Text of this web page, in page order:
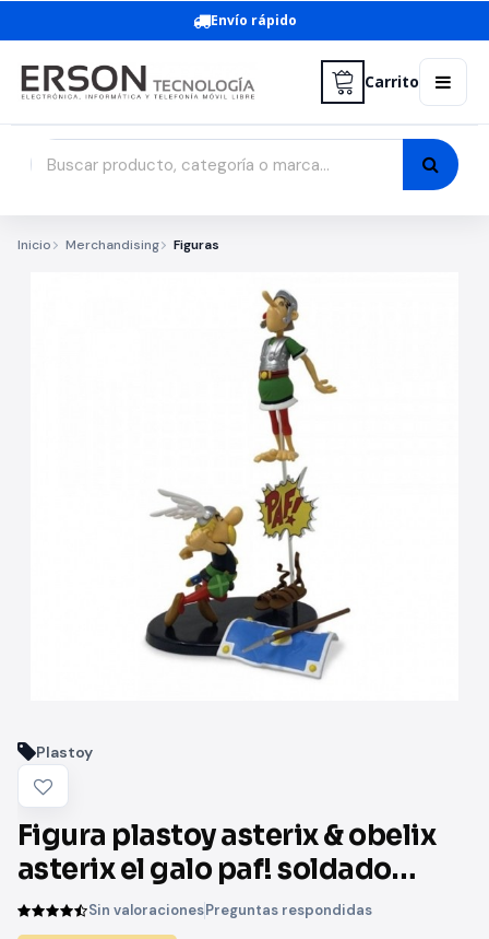
Envío rápido
Carrito
Inicio Merchandising Figuras
Plastoy
Figura plastoy asterix & obelix
asterix el galo paf! soldado
romanoSin valoracionesPreguntas respondidas